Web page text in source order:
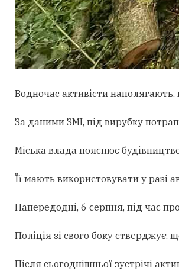
Водночас активісти
За даними ЗМІ, під вирубку
Міська влада пояснює
Її мають використовувати у
Напередодні, 6 серпня, під час
Поліція зі свого боку стверджує,
Після сьогоднішньої зустрічі